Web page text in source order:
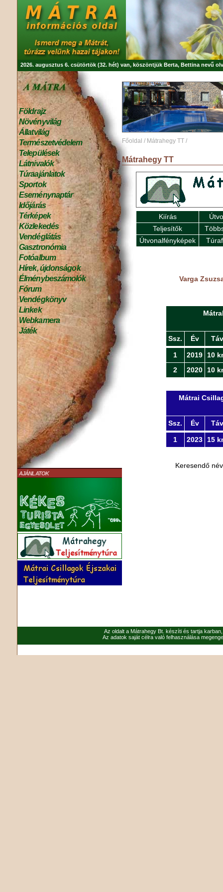
2026. augusztus 6. csütörtök (32. hét) van, köszöntjük Berta, Bettina nevű
Földrajz
Növényvilág
Állatvilág
Természetvédelem
Települések
Látnivalók
Túraajánlatok
Sportok
Eseménynaptár
Időjárás
Térképek
Közlekedés
Vendéglátás
Gasztronómia
Fotóalbum
Hírek, újdonságok
Élménybeszámolók
Fórum
Vendégkönyv
Linkek
Webkamera
Játék
AJÁNLATOK
Főoldal / Mátrahegy TT /
Mátrahegy TT
Kiírás
Teljesítők
Útvonalfényképek
Varga
Ssz. Év Táv
1 2019
10
2
2020 10
Mátrai
Ssz. Év Táv
1 2023 15
Keresendő
Az oldalt a Mátrahegy Bt. készíti és tartja
Az adatok saját célra való felhasználása